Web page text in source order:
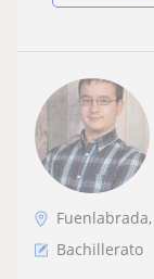
Bachillerato